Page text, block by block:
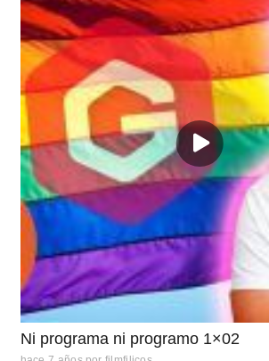
Ni programa ni programo 1×02